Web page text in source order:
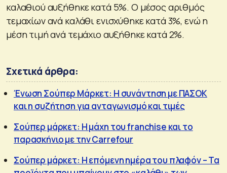
καλαθιού αυξήθηκε κατά 5%. Ο μέσος αριθμός
τεμαχίων ανά καλάθι ενισχύθηκε κατά 3%, ενώ η
μέση τιμή ανά τεμάχιο αυξήθηκε κατά 2%.
Σχετικά άρθρα:
Ένωση Σούπερ Μάρκετ: Η συνάντηση με ΠΑΣΟΚ
και η συζήτηση για ανταγωνισμό και τιμές
Σούπερ μάρκετ: Η μάχη του franchise και το
παρασκήνιο με την Carrefour
Σούπερ μάρκετ: Η επόμενη ημέρα του πλαφόν – Τα